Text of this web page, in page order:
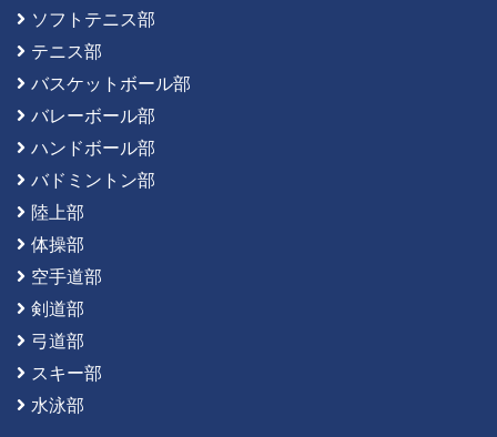
ソフトテニス部
テニス部
バスケットボール部
バレーボール部
ハンドボール部
バドミントン部
陸上部
体操部
空手道部
剣道部
弓道部
スキー部
水泳部